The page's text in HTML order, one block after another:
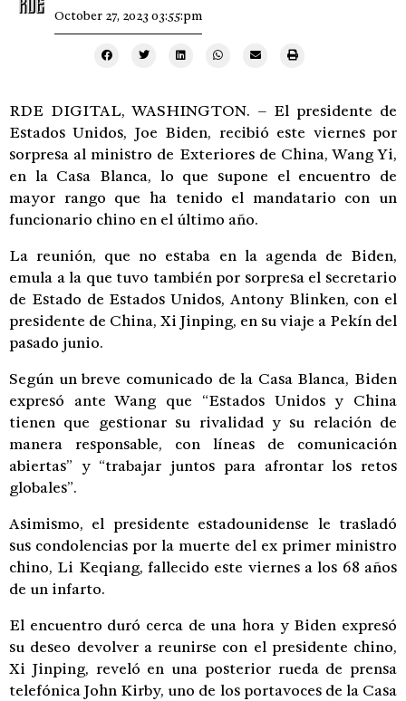
October 27, 2023 03:55:pm
RDE DIGITAL, WASHINGTON. – El presidente de
Estados Unidos, Joe Biden, recibió este viernes por
sorpresa al ministro de Exteriores de China, Wang Yi,
en la Casa Blanca, lo que supone el encuentro de
mayor rango que ha tenido el mandatario con un
funcionario chino en el último año.
La reunión, que no estaba en la agenda de Biden,
emula a la que tuvo también por sorpresa el secretario
de Estado de Estados Unidos, Antony Blinken, con el
presidente de China, Xi Jinping, en su viaje a Pekín del
pasado junio.
Según un breve comunicado de la Casa Blanca, Biden
expresó ante Wang que “Estados Unidos y China
tienen que gestionar su rivalidad y su relación de
manera responsable, con líneas de comunicación
abiertas” y “trabajar juntos para afrontar los retos
globales”.
Asimismo, el presidente estadounidense le trasladó
sus condolencias por la muerte del ex primer ministro
chino, Li Keqiang, fallecido este viernes a los 68 años
de un infarto.
El encuentro duró cerca de una hora y Biden expresó
su deseo devolver a reunirse con el presidente chino,
Xi Jinping, reveló en una posterior rueda de prensa
telefónica John Kirby, uno de los portavoces de la Casa